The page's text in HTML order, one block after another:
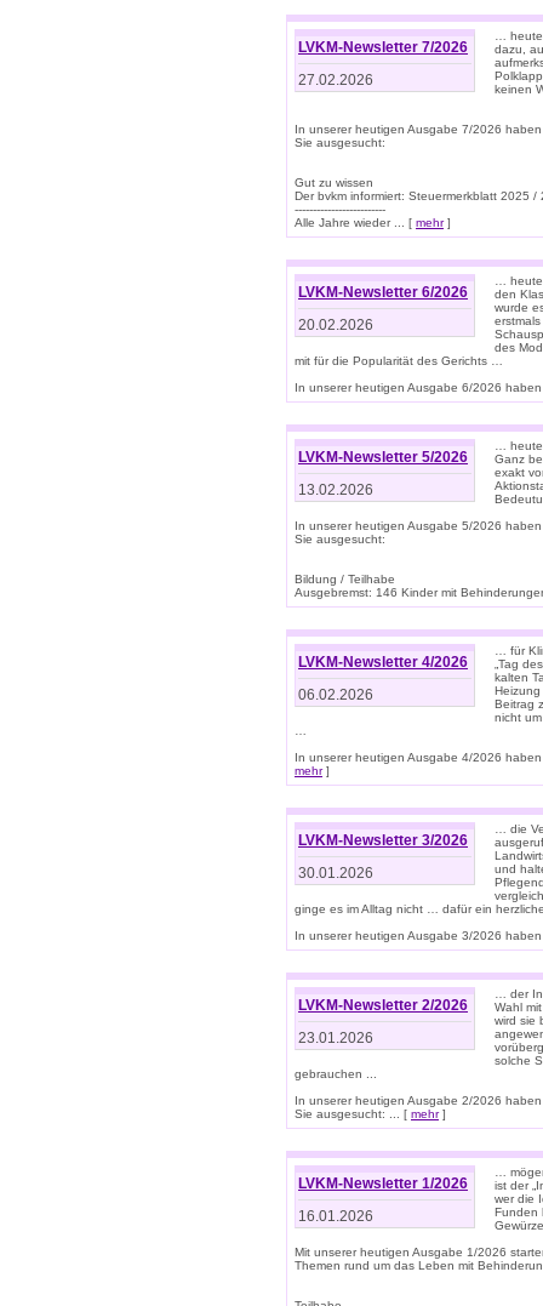
LVKM-Newsletter 7/2026
27.02.2026
…
dazu,
keinen
In unserer heutigen Ausgabe 7/2026
Sie ausgesucht:
Gut zu wissen
Der bvkm informiert: Steuermerkblatt 2025 /
-------------------------
Alle Jahre wieder ... [ mehr]
LVKM-Newsletter 6/2026
20.02.2026
…
den
wurde
des
mit für die Popularität des Gerichts …
In unserer heutigen Ausgabe 6/2026
LVKM-Newsletter 5/2026
13.02.2026
…
Ganz
exakt
In unserer heutigen Ausgabe 5/2026
Sie ausgesucht:
Bildung / Teilhabe
Ausgebremst: 146 Kinder mit
LVKM-Newsletter 4/2026
06.02.2026
… für
„Tag
kalten
Beitrag
nicht
In unserer heutigen Ausgabe 4/2026
mehr]
LVKM-Newsletter 3/2026
30.01.2026
… die
und
ginge es im Alltag nicht … dafür ein
In unserer heutigen Ausgabe 3/2026
LVKM-Newsletter 2/2026
23.01.2026
… der
Wahl
wird sie
solche
gebrauchen ...
In unserer heutigen Ausgabe 2/2026
Sie ausgesucht: ... [ mehr]
LVKM-Newsletter 1/2026
16.01.2026
…
ist der
wer die
Funden
Mit unserer heutigen Ausgabe 1/2026
Themen rund um das Leben mit